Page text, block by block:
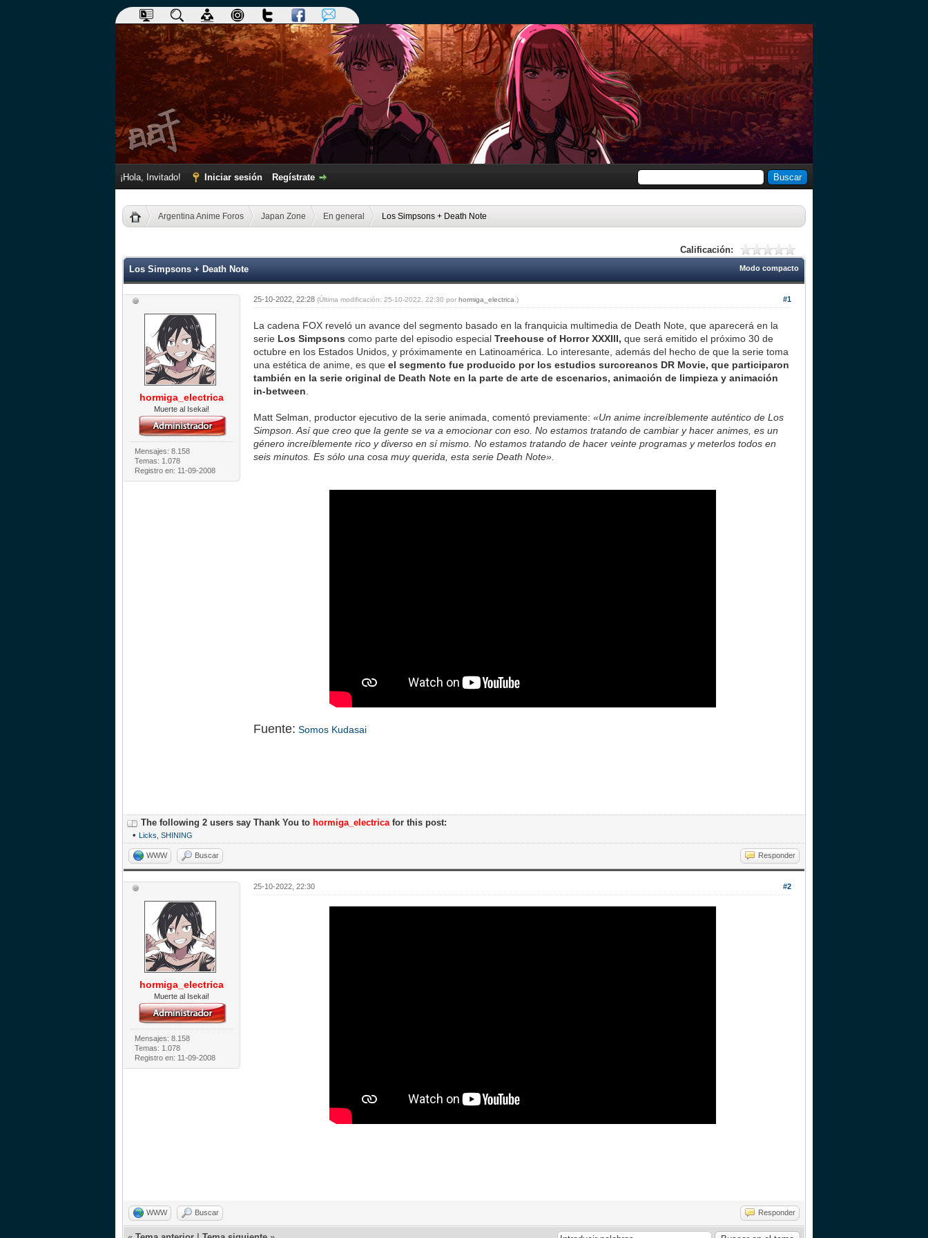
¡Hola, Invitado! Iniciar sesión Regístrate
Argentina Anime Foros Japan Zone En general Los Simpsons + Death Note
Calificación:
Modo compacto
Los Simpsons + Death Note
hormiga_electrica
Muerte al Isekai!
Mensajes: 8.158
Temas: 1.078
Registro en: 11-09-2008
#1
25-10-2022, 22:28(Última modificación: 25-10-2022, 22:30 porhormiga_electrica .)
La cadena FOX reveló un avance del segmento basado en la franquicia multimedia de Death Note, que aparecerá en la
serie Los Simpsons como parte del episodio especialTreehouse of Horror XXXIII, que será emitido el próximo 30 de
octubre en los Estados Unidos, y próximamente en Latinoamérica. Lo interesante, además del hecho de que la serie toma
una estética de anime, es queel segmento fue producido por los estudios surcoreanos DR Movie, que participaron
también en la serie original de Death Note en la parte de arte de escenarios, animación de limpieza y animación
in-between
Matt Selman, productor ejecutivo de la serie animada, comentó previamente:«Un anime increíblemente auténtico de Los
Simpson. Así que creo que la gente se va a emocionar con eso. No estamos tratando de cambiar y hacer animes, es un
género increíblemente rico y diverso en sí mismo. No estamos tratando de hacer veinte programas y meterlos todos en
seis minutos. Es sólo una cosa muy querida, esta serie Death Note».
Fuente: Somos Kudasai
The following 2 users say Thank You to hormiga_electricafor this post:
• Licks SHINING
WWW Buscar Responder
hormiga_electrica
Muerte al Isekai!
Mensajes: 8.158
Temas: 1.078
Registro en: 11-09-2008
#2
25-10-2022, 22:30
WWW Buscar Responder